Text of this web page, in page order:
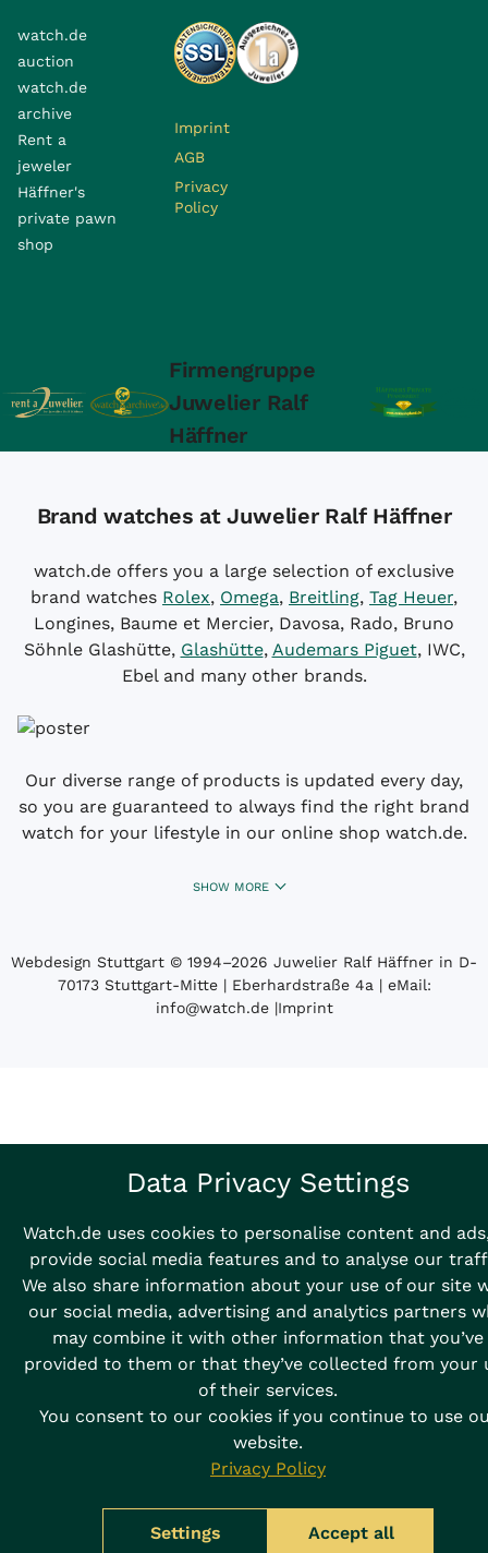
watch.de
auction
watch.de
archive
Rent a
jeweler
Häffner's
private pawn
shop
Imprint
AGB
Privacy
Policy
Firmengruppe
Juwelier Ralf
Häffner
Brand watches at Juwelier Ralf Häffner
watch.de offers you a large selection of exclusive
brand watches Rolex, Omega, Breitling, Tag Heuer,
Longines, Baume et Mercier, Davosa, Rado, Bruno
Söhnle Glashütte, Glashütte, Audemars Piguet, IWC,
Ebel and many other brands.
Our diverse range of products is updated every day,
so you are guaranteed to always find the right brand
watch for your lifestyle in our online shop watch.de.
SHOW MORE
Webdesign Stuttgart © 1994­–2026 Juwelier Ralf Häffner in D-
70173 Stuttgart-Mitte | Eberhardstraße 4a | eMail:
info@watch.de|Imprint
Data Privacy Settings
Watch.de uses cookies to personalise content and
provide social media features and to analyse our
We also share information about your use of our site
our social media, advertising and analytics partners
may combine it with other information that you’ve
provided to them or that they’ve collected from your
of their services.
You consent to our cookies if you continue to use
website.
Privacy Policy
Settings Accept all